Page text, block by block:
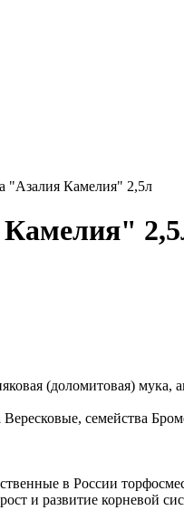
"Азалия Камелия" 2,5л
(доломитовая) мука,
семейства
в России
и развитие корневой